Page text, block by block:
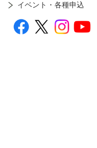
イベント・各種申込